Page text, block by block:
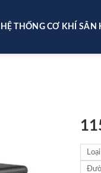
HỆ THỐNG CƠ KHÍ SÂN